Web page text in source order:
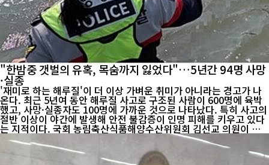
"한밤중 갯벌의 유혹, 목숨까지 잃었다"…5년간 94명 사망
·실종
'재미로 하는 해루질'이 더 이상 가벼운 취미가 아니라는 경고가 나
온다. 최근 5년여 동안 해루질 사고로 구조된 사람이 600명에 육박
했고, 사망·실종자도 100명에 가까운 것으로 나타났다. 특히 사고의
절반 이상이 야간에 발생해 안전 불감증이 인명 피해를 키우고 있다
는 지적이다. 국회 농림축산식품해양수산위원회 김선교 의원이 해
양경찰청으로부터 제출받은 자료에 따르면 2021년부터 2026년 6
월까지 해루질 사고는 422건 발생했다. 이 과정에서 592명이 구조
됐고, 94명이 목숨을 잃거나 ...